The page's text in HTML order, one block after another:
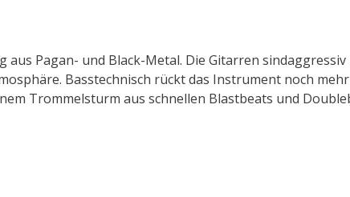
Pagan- und Black-Metal. Die Gitarren
Basstechnisch rückt das Instrument noch
Trommelsturm aus schnellen Blastbeats und